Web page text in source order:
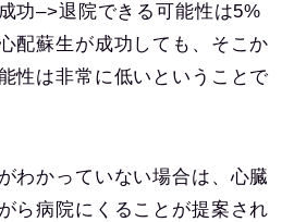
功–>退院できる可能性は5%
配蘇生が成功しても、そこか
性は非常に低いということで
わかっていない場合は、心臓
ら病院にくることが提案され